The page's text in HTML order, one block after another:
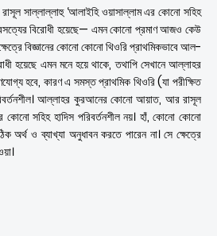
সাল্লাল্লাহু ‘আলাইহি ওয়াসাল্লাম এর কোনো সহিহ
বিরোধী হয়েছে— এমন কোনো প্রমাণ আজও কেউ
বিজ্ঞানের কোনো কোনো থিওরি প্রাথমিকভাবে আল-
হয়েছে এমন মনে হয়ে থাকে, তথাপি সেখানে আল্লাহর
হবে, কারণ এ সমস্ত প্রাথমিক থিওরি (যা পরীক্ষিত
আল্লাহর কুরআনের কোনো আয়াত, আর রাসূল
কোনো সহিহ হাদিস পরিবর্তনশীল নয়। হাঁ, কোনো কোনো
অর্থ ও ব্যাখ্যা অনুধাবন করতে পারেন না। সে ক্ষেত্রে